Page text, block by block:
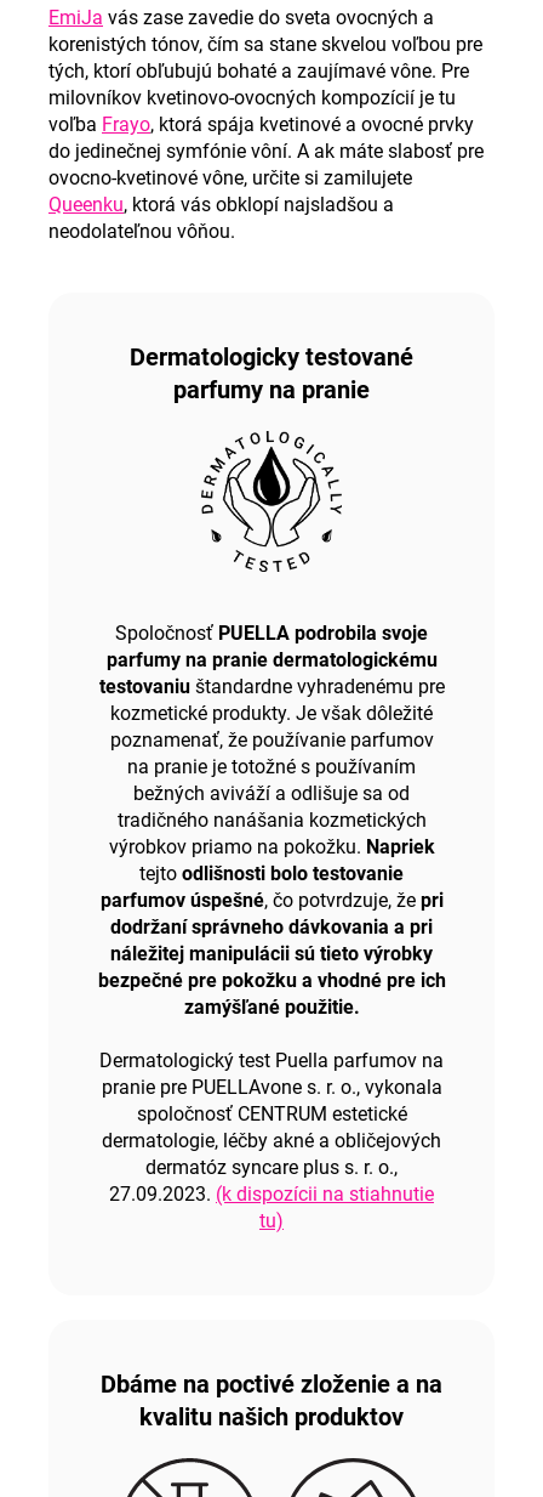
EmiJa vás zase zavedie do sveta ovocných a
korenistých tónov, čím sa stane skvelou voľbou pre
tých, ktorí obľubujú bohaté a zaujímavé vône. Pre
milovníkov kvetinovo-ovocných kompozícií je tu
voľba Frayo, ktorá spája kvetinové a ovocné prvky
do jedinečnej symfónie vôní. A ak máte slabosť pre
ovocno-kvetinové vône, určite si zamilujete
Queenku, ktorá vás obklopí najsladšou a
neodolateľnou vôňou.
Dermatologicky testované
parfumy na pranie
Spoločnosť PUELLA podrobila svoje
parfumy na pranie dermatologickému
testovaniuštandardne vyhradenému pre
kozmetické produkty. Je však dôležité
poznamenať, že používanie parfumov
na pranie je totožné s používaním
bežných aviváží a odlišuje sa od
tradičného nanášania kozmetických
výrobkov priamo na pokožku. Napriek
tejto odlišnosti bolo testovanie
parfumov úspešné, čo potvrdzuje, žepri
dodržaní správneho dávkovania a pri
náležitej manipulácii sú tieto výrobky
bezpečné pre pokožku a vhodné pre ich
zamýšľané použitie.
Dermatologický test Puella parfumov na
pranie pre PUELLAvone s. r. o., vykonala
spoločnosť CENTRUM estetické
dermatologie, léčby akné a obličejových
dermatóz syncare plus s. r. o.,
27.09.2023. (k dispozícii na stiahnutie
tu)
Dbáme na poctivé zloženie a na
kvalitu našich produktov